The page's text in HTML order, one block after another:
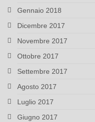
Gennaio 2018
Dicembre 2017
Novembre 2017
Ottobre 2017
Settembre 2017
Agosto 2017
Luglio 2017
Giugno 2017